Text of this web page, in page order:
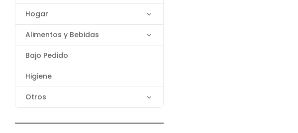
Hogar
Alimentos y Bebidas
Bajo Pedido
Higiene
Otros